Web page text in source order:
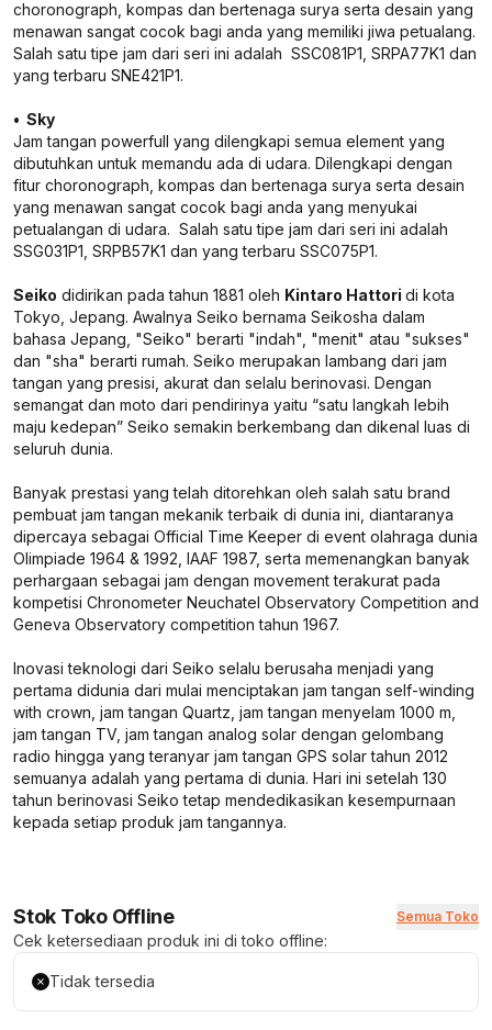
choronograph, kompas dan bertenaga surya serta desain yang
menawan sangat cocok bagi anda yang memiliki jiwa petualang.
Salah satu tipe jam dari seri ini adalah SSC081P1, SRPA77K1 dan
yang terbaru SNE421P1.
• Sky
Jam tangan powerfull yang dilengkapi semua element yang
dibutuhkan untuk memandu ada di udara. Dilengkapi dengan
fitur choronograph, kompas dan bertenaga surya serta desain
yang menawan sangat cocok bagi anda yang menyukai
petualangan di udara. Salah satu tipe jam dari seri ini adalah
SSG031P1, SRPB57K1 dan yang terbaru SSC075P1.
Seiko didirikan pada tahun 1881 oleh Kintaro Hattori di kota
Tokyo, Jepang. Awalnya Seiko bernama Seikosha dalam
bahasa Jepang, "Seiko" berarti "indah", "menit" atau "sukses"
dan "sha" berarti rumah. Seiko merupakan lambang dari jam
tangan yang presisi, akurat dan selalu berinovasi. Dengan
semangat dan moto dari pendirinya yaitu “satu langkah lebih
maju kedepan” Seiko semakin berkembang dan dikenal luas di
seluruh dunia.
Banyak prestasi yang telah ditorehkan oleh salah satu brand
pembuat jam tangan mekanik terbaik di dunia ini, diantaranya
dipercaya sebagai Official Time Keeper di event olahraga dunia
Olimpiade 1964 & 1992, IAAF 1987, serta memenangkan banyak
perhargaan sebagai jam dengan movement terakurat pada
kompetisi Chronometer Neuchatel Observatory Competition and
Geneva Observatory competition tahun 1967.
Inovasi teknologi dari Seiko selalu berusaha menjadi yang
pertama didunia dari mulai menciptakan jam tangan self-winding
with crown, jam tangan Quartz, jam tangan menyelam 1000 m,
jam tangan TV, jam tangan analog solar dengan gelombang
radio hingga yang teranyar jam tangan GPS solar tahun 2012
semuanya adalah yang pertama di dunia. Hari ini setelah 130
tahun berinovasi Seiko tetap mendedikasikan kesempurnaan
kepada setiap produk jam tangannya.
Stok Toko Offline Semua Toko
Cek ketersediaan produk ini di toko offline:
Tidak tersedia